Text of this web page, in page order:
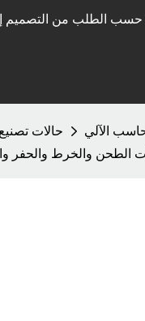
الطلب من التصميم
حالات الآلي